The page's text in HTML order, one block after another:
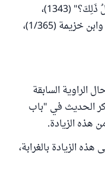
ورواه النسائي تحت باب: "كَمْ مَرَّةً يَقُولُ ذَلِكَ؟" (1343)،
والإمام أحمد في "المسند" (30 / 127)، وابن خزيمة (1/365)،
الراوية السابقة
الحديث في "باب
هذه الزيادة.
الزيادة بالغرابة،